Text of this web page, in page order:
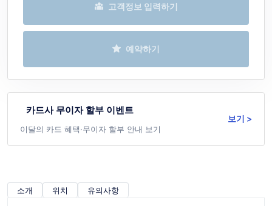
고객정보 입력하기
예약하기
카드사 무이자 할부 이벤트
이달의 카드 혜택·무이자 할부 안내 보기
보기 >
소개 위치 유의사항